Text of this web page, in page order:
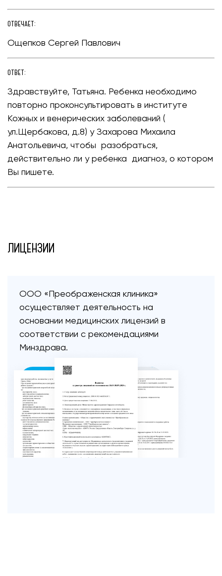
ОТВЕЧАЕТ:
Ощепков Сергей Павлович
ОТВЕТ:
Здравствуйте, Татьяна. Ребенка необходимо
повторно проконсультировать в институте
Кожных и венерических заболеваний (
ул.Щербакова, д.8) у Захарова Михаила
Анатольевича, чтобы разобраться,
действительно ли у ребенка диагноз, о котором
Вы пишете.
ЛИЦЕНЗИИ
ООО «Преображенская клиника»
осуществляет деятельность на
основании медицинских лицензий в
соответствии с рекомендациями
Минздрава.
ПОСМОТРЕТЬ ЛИЦЕНЗИИ